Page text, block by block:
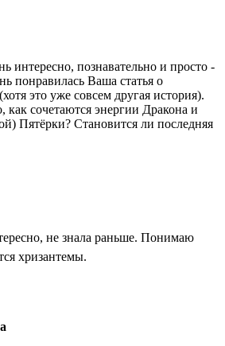
интересно, познавательно и просто -
понравилась Ваша статья о
это уже совсем другая история).
как сочетаются энергии Дракона и
Пятёрки? Становится ли последняя
не знала раньше. Понимаю
хризантемы.